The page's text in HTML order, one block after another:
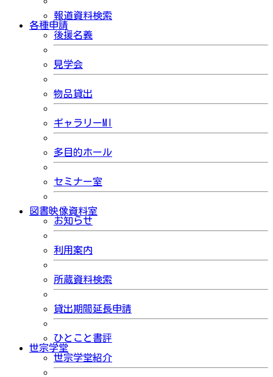
報道資料検索
各種申請
後援名義
見学会
物品貸出
ギャラリーMI
多目的ホール
セミナー室
図書映像資料室
お知らせ
利用案内
所蔵資料検索
貸出期間延長申請
ひとこと書評
世宗学堂
世宗学堂紹介